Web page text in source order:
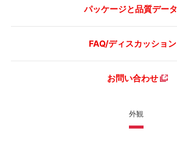
外観
パッケージと品質データ
FAQ/ディスカッション
お問い合わせ